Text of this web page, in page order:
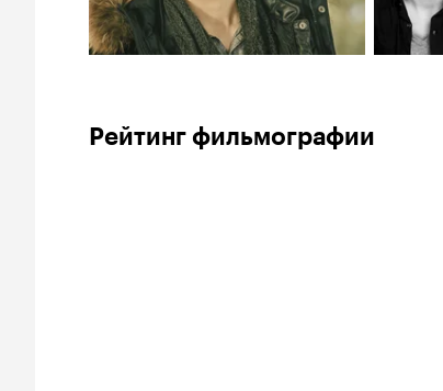
Рейтинг фильмографии